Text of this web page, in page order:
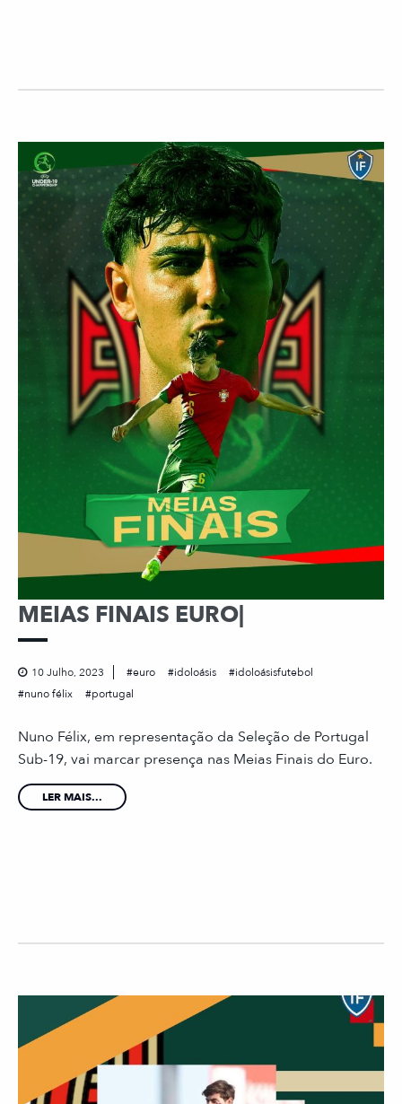
MEIAS FINAIS EURO|
10 Julho, 2023 euro idoloásis
idoloásisfutebol
nuno félix
portugal
Nuno Félix, em representação da Seleção de Portugal
Sub-19, vai marcar presença nas Meias Finais do Euro.
LER MAIS...